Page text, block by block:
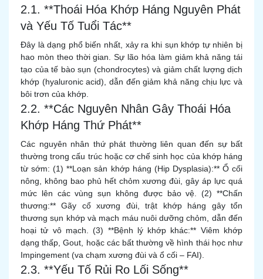
2.1. **Thoái Hóa Khớp Háng Nguyên Phát
và Yếu Tố Tuổi Tác**
Đây là dạng phổ biến nhất, xảy ra khi sụn khớp tự nhiên bị
hao mòn theo thời gian. Sự lão hóa làm giảm khả năng tái
tạo của tế bào sụn (chondrocytes) và giảm chất lượng dịch
khớp (hyaluronic acid), dẫn đến giảm khả năng chịu lực và
bôi trơn của khớp.
2.2. **Các Nguyên Nhân Gây Thoái Hóa
Khớp Háng Thứ Phát**
Các nguyên nhân thứ phát thường liên quan đến sự bất
thường trong cấu trúc hoặc cơ chế sinh học của khớp háng
từ sớm: (1) **Loạn sản khớp háng (Hip Dysplasia):** Ổ cối
nông, không bao phủ hết chỏm xương đùi, gây áp lực quá
mức lên các vùng sụn không được bảo vệ. (2) **Chấn
thương:** Gãy cổ xương đùi, trật khớp háng gây tổn
thương sụn khớp và mạch máu nuôi dưỡng chỏm, dẫn đến
hoại tử vô mạch. (3) **Bệnh lý khớp khác:** Viêm khớp
dạng thấp, Gout, hoặc các bất thường về hình thái học như
Impingement (va chạm xương đùi và ổ cối – FAI).
2.3. **Yếu Tố Rủi Ro Lối Sống**